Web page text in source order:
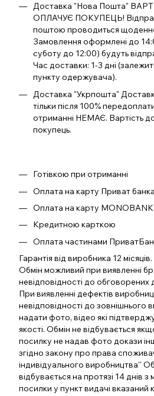
Доставка "Нова Пошта"
ОПЛАЧУЄ ПОКУПЕЦЬ!
поштою проводиться
Замовлення оформлені до
суботу до 12:00) будуть
Час доставки: 1-3 дні
пункту одержувача).
Доставка "Укрпошта"
тільки після 100%
отриманні НЕМАЄ. Вартість
покупець.
Готівкою при отриманні
Оплата на карту Приват банка
Оплата на карту MONOBANK
Кредитною карткою
Оплата частинами
Гарантія від виробника 12 місяців.
Обмін можливий при виявленні
невідповідності до обговорених
При виявленні дефектів
невідповідності до зовнішнього
надати фото, відео які
якості. Обмін не відбувається
посилку не надав фото докази
згідно закону про права
індивідуального виробництва''
відбувається на протязі 14 днів
посилки у пункт видачі вказаний